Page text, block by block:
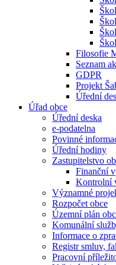
Filosofie
Seznam
GDPR
Projekt
Úřední
Úřad obce
Úřední deska
e-podatelna
Povinné
Úřední hodiny
Zastupitelstvo
Finanční
Kontrolní
Významné
Rozpočet obce
Územní plán
Komunální
Informace o
Registr smluv,
Pracovní